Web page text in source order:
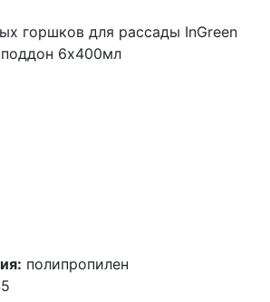
горшков для рассады InGreen
6х400мл
полипропилен